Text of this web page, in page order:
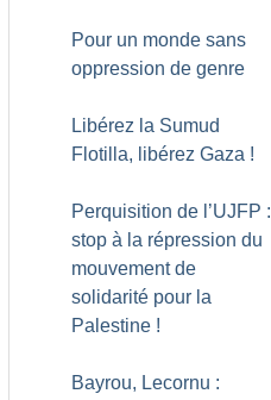
Pour un monde sans
oppression de genre
Libérez la Sumud
Flotilla, libérez Gaza !
Perquisition de l’UJFP :
stop à la répression du
mouvement de
solidarité pour la
Palestine !
Bayrou, Lecornu :